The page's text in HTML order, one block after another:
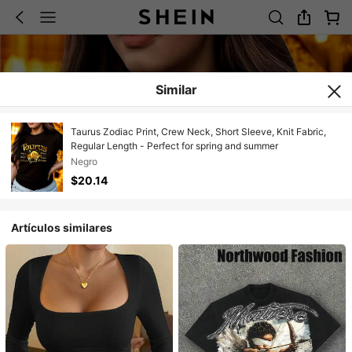
Similar
Taurus Zodiac Print, Crew Neck, Short Sleeve, Knit Fabric,
Regular Length - Perfect for spring and summer
Negro
$20.14
Artículos similares